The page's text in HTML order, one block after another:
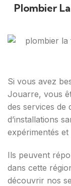
Plombier
Si vous avez
Jouarre, vous
des services de
d’installations
expérimentés
Ils peuvent
dans cette
découvrir nos